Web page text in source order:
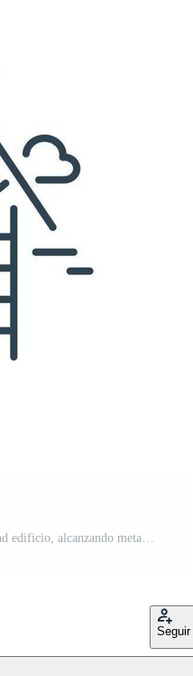
escalera a éxito concepto, capacidad edificio, alcanzando meta, pensar fuera de el caja, creatividad desarrollo,siguiente nivel yo mejora Vector Gratis
Seguir